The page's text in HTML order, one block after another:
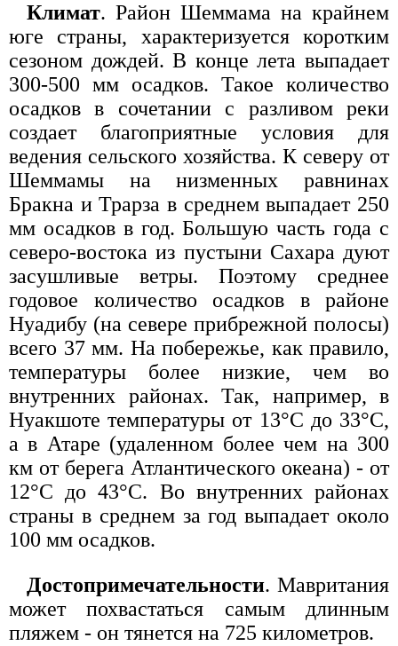
Климат. Район Шеммама на крайнем
юге страны, характеризуется коротким
сезоном дождей. В конце лета выпадает
300-500 мм осадков. Такое количество
осадков в сочетании с разливом реки
создает благоприятные условия для
ведения сельского хозяйства. К северу от
Шеммамы на низменных равнинах
Бракна и Трарза в среднем выпадает 250
мм осадков в год. Бoльшую часть года с
северо-востока из пустыни Сахара дуют
засушливые ветры. Поэтому среднее
годовое количество осадков в районе
Нуадибу (на севере прибрежной полосы)
всего 37 мм. На побережье, как правило,
температуры более низкие, чем во
внутренних районах. Так, например, в
Нуакшоте температуры от 13°С до 33°С,
а в Атаре (удаленном более чем на 300
км от берега Атлантического океана) - от
12°С до 43°С. Во внутренних районах
страны в среднем за год выпадает около
100 мм осадков.
Достопримечательности. Мавритания
может похвастаться самым длинным
пляжем - он тянется на 725 километров.